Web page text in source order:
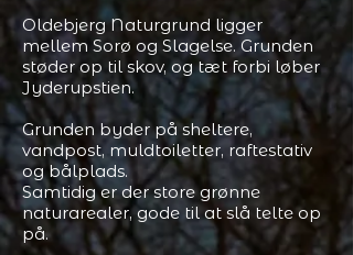
Oldebjerg Naturgrund ligger
mellem Sorø og Slagelse. Grunden
støder op til skov, og tæt forbi løber
Jyderupstien.
Grunden byder på sheltere,
vandpost, muldtoiletter, raftestativ
og bålplads.
Samtidig er der store grønne
naturarealer, gode til at slå telte op
på.